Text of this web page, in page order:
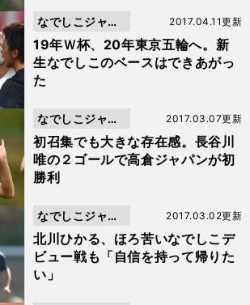
19年Ｗ杯、20年東京五輪へ。新
生なでしこのベースはできあがっ
た
2017.04.11更新
なでしこジャパ
ン
初召集でも大きな存在感。長谷川
唯の２ゴールで高倉ジャパンが初
勝利
2017.03.07更新
なでしこジャパ
ン
北川ひかる、ほろ苦いなでしこデ
ビュー戦も「自信を持って帰りた
い」
2017.03.02更新
なでしこジャパ
ン